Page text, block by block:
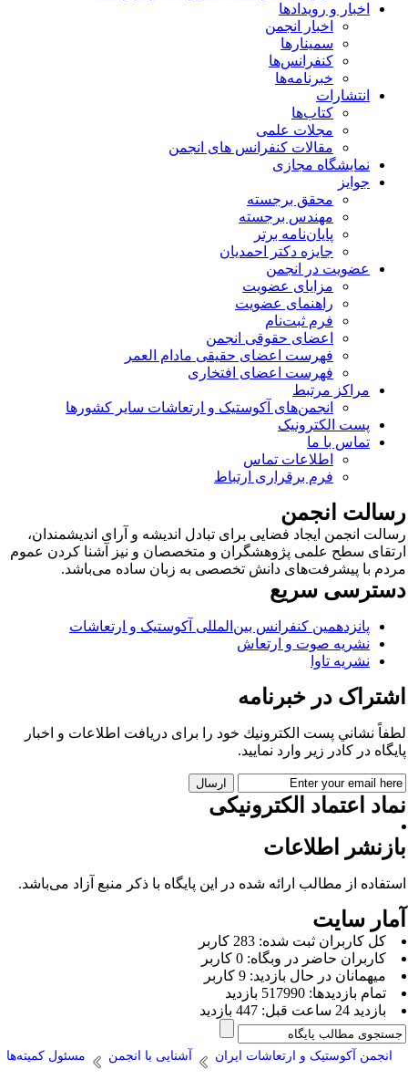
اخبار و رویدادها
اخبار انجمن
سمینارها
کنفرانس‌ها
خبرنامه‌ها
انتشارات
کتاب‌ها
مجلات علمی
مقالات کنفرانس های انجمن
نمایشگاه مجازی
جوایز
محقق برجسته
مهندس برجسته
پایان‌نامه برتر
جایزه دکتر احمدیان
عضویت در انجمن
مزایای عضویت
راهنمای عضویت
فرم ثبت‌نام
اعضای حقوقی انجمن
فهرست اعضای حقیقی مادام‌ العمر
فهرست اعضای افتخاری
مراکز مرتبط
انجمن‌های آکوستیک و ارتعاشات سایر کشورها
پست الکترونیک
تماس با ما
اطلاعات تماس
فرم برقراری ارتباط
انجمن
انجمن ایجاد فضایی برای تبادل اندیشه و آرای اندیشمندان،
سطح علمی پژوهشگران و متخصصان و نیز آشنا کردن عموم
با پیشرفت‌های دانش تخصصی به زبان ساده می‌باشد.
سریع
پانزدهمین کنفرانس بین‌المللی آکوستیک و ارتعاشات
نشریه صوت و ارتعاش
نشریه تاوا
در خبرنامه
نشاني پست الكترونيك خود را برای دريافت اطلاعات و اخبار
در كادر زير وارد نمایید.
اعتماد الکترونیکی
اطلاعات
از مطالب ارائه شده در این پایگاه با ذکر منبع آزاد می‌باشد.
سایت
كل کاربران ثبت شده: 283 کاربر
کاربران حاضر در وبگاه: 0 کاربر
ميهمانان در حال بازديد: 9 کاربر
تمام بازديد‌ها: 517990 بازدید
بازديد 24 ساعت قبل: 447 بازدید
انجمن آکوستیک و ارتعاشات ایران آشنایی با انجمن مسئول کمیته‌ها